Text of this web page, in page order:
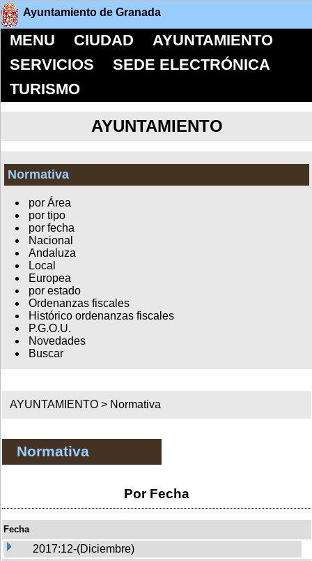
Ayuntamiento de Granada
MENU CIUDAD
AYUNTAMIENTO
SERVICIOS
SEDE ELECTRÓNICA
TURISMO
AYUNTAMIENTO
Normativa
por Área
por tipo
por fecha
Nacional
Andaluza
Local
Europea
por estado
Ordenanzas fiscales
Histórico ordenanzas fiscales
P.G.O.U.
Novedades
Buscar
AYUNTAMIENTO > Normativa
Normativa
Por Fecha
Fecha
2017:12-(Diciembre)